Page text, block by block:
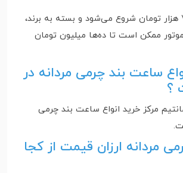
قیمت از حدود 700 هزار تومان شروع می‌شود و بسته به برند،
ممکن است تا ده‌ها میلیون تومان
ساعت بند چرمی مردانه در
؟
مرکز خرید انواع ساعت بند چرمی
مردانه ارزان قیمت از کجا